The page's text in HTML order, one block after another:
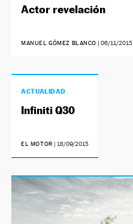
Actor revelación
MANUEL GÓMEZ BLANCO |06/11/2015
ACTUALIDAD
Infiniti Q30
EL MOTOR | 18/09/2015